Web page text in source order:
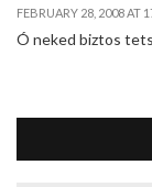
FEBRUARY 28, 2008 AT
Ó neked biztos